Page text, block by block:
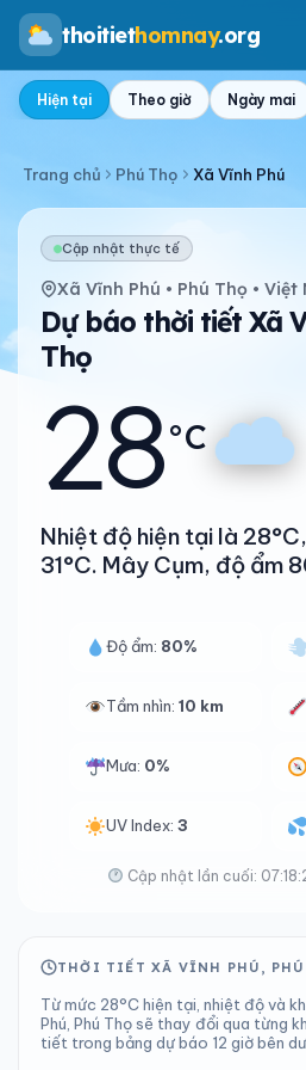
thoitiethomnay.org
Hiện tại Theo giờ Ngày mai
Trang chủ Phú Thọ Xã Vĩnh Phú
Cập nhật thực tế
Xã Vĩnh Phú • Phú Thọ • Việt
Dự báo thời tiết Xã
Thọ
28°C
Nhiệt độ hiện tại là
31°C. Mây Cụm, độ ẩm
Độ ẩm: 80%
Tầm nhìn: 10 km
Mưa: 0%
UV Index: 3
Cập nhật lần cuối:
THỜI TIẾT XÃ VĨNH PHÚ,
Từ mức 28°C hiện tại, nhiệt độ và
Phú, Phú Thọ sẽ thay đổi qua từng
tiết trong bảng dự báo 12 giờ bên